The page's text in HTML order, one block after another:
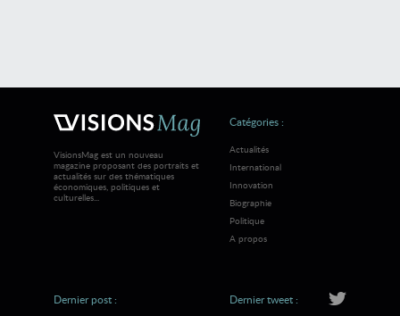
VisionsMag est un nouveau
magazine proposant des portraits et
actualités sur des thématiques
économiques, politiques et
culturelles...
Catégories :
Actualités
International
Innovation
Biographie
Politique
A propos
Dernier post : Dernier tweet :